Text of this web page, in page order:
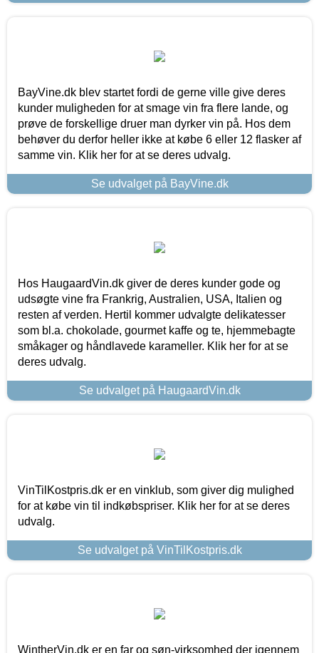
BayVine.dk blev startet fordi de gerne ville give deres
kunder muligheden for at smage vin fra flere lande, og
prøve de forskellige druer man dyrker vin på. Hos dem
behøver du derfor heller ikke at købe 6 eller 12 flasker af
samme vin. Klik her for at se deres udvalg.
Se udvalget på BayVine.dk
Hos HaugaardVin.dk giver de deres kunder gode og
udsøgte vine fra Frankrig, Australien, USA, Italien og
resten af verden. Hertil kommer udvalgte delikatesser
som bl.a. chokolade, gourmet kaffe og te, hjemmebagte
småkager og håndlavede karameller. Klik her for at se
deres udvalg.
Se udvalget på HaugaardVin.dk
VinTilKostpris.dk er en vinklub, som giver dig mulighed
for at købe vin til indkøbspriser. Klik her for at se deres
udvalg.
Se udvalget på VinTilKostpris.dk
WintherVin.dk er en far og søn-virksomhed der igennem